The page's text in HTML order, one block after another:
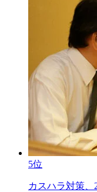
5位
カスハラ対策